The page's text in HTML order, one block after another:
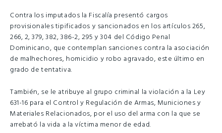
Contra los imputados la Fiscalía presentó cargos
provisionales tipificados y sancionados en los artículos 265,
266, 2, 379, 382, 386-2, 295 y 304 del Código Penal
Dominicano, que contemplan sanciones contra la asociación
de malhechores, homicidio y robo agravado, este último en
grado de tentativa.
También, se le atribuye al grupo criminal la violación a la Ley
631-16 para el Control y Regulación de Armas, Municiones y
Materiales Relacionados, por el uso del arma con la que se
arrebató la vida a la víctima menor de edad.